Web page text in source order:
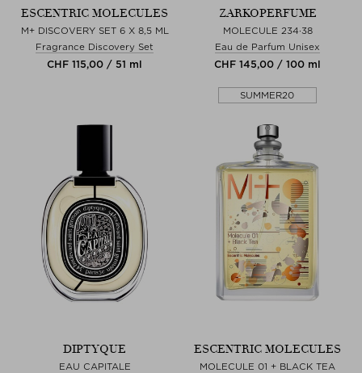
ESCENTRIC MOLECULES
M+ DISCOVERY SET 6 X 8,5 ML
Fragrance Discovery Set
CHF 115,00 / 51 ml
ZARKOPERFUME
MOLECULE 234·38
Eau de Parfum Unisex
CHF 145,00 / 100 ml
SUMMER20
DIPTYQUE
EAU CAPITALE
ESCENTRIC MOLECULES
MOLECULE 01 + BLACK TEA